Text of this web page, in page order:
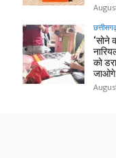
‘सोने
को